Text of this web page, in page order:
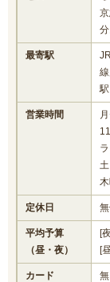
分
最寄駅
駅
営業時間
定休日
平均予算
（昼・夜）
[
[
カード